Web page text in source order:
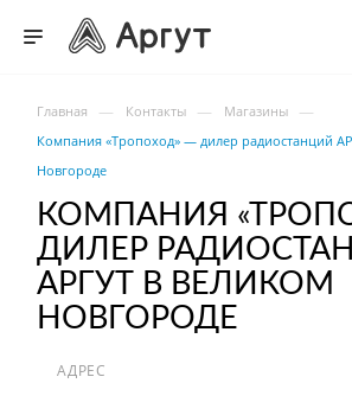
Главная — Контакты — Магазины —
Компания «Тропоход» — дилер радиостанций
Новгороде
КОМПАНИЯ
ДИЛЕР
АРГУТ В ВЕЛИКОМ
НОВГОРОДЕ
АДРЕС